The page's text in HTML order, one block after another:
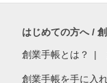
はじめての方へ /
創業手帳とは？
創業手帳を手に入